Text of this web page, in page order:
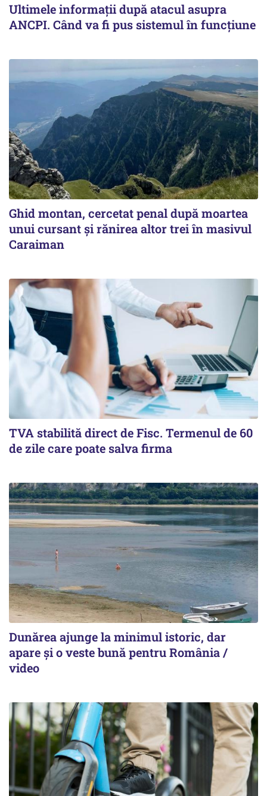
Ultimele informații după atacul asupra
ANCPI. Când va fi pus sistemul în funcțiune
Ghid montan, cercetat penal după moartea
unui cursant și rănirea altor trei în masivul
Caraiman
TVA stabilită direct de Fisc. Termenul de 60
de zile care poate salva firma
Dunărea ajunge la minimul istoric, dar
apare și o veste bună pentru România /
video